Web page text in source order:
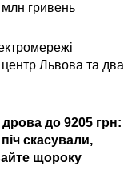
млн гривень
Львова та два
до 9205 грн:
скасували,
щороку